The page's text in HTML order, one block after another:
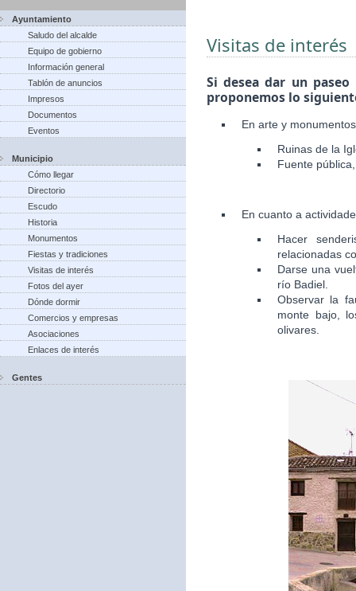
Ayuntamiento
Saludo del alcalde
Equipo de gobierno
Información general
Tablón de anuncios
Impresos
Documentos
Eventos
Municipio
Cómo llegar
Directorio
Escudo
Historia
Monumentos
Fiestas y tradiciones
Visitas de interés
Fotos del ayer
Dónde dormir
Comercios y empresas
Asociaciones
Enlaces de interés
Gentes
Visitas de interés
Si desea dar un
proponemos lo
En arte y
Ruinas de la
Fuente
En cuanto a
Hacer
relacionadas
Darse una
río Badiel.
Observar la
monte bajo,
olivares.